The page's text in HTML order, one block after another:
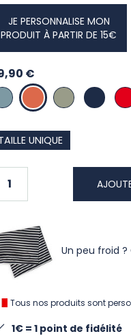
JE PERSONNALISE MON
PRODUIT À PARTIR DE 15€
€
ORAGE
TUILE AMANDEMARINE
UNIQUE
Un peu froid ?
Tous nos produits sont
1€ = 1 point de fidélité